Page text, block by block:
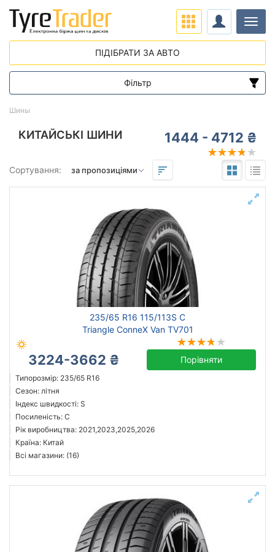
КИТАЙСЬКІ ШИНИ 1444 - 4712 ₴
Сортування:
235/65 R16 115/113S C
Triangle ConneX Van TV701
3224-3662 ₴ Порівняти
Типорозмір: 235/65 R16
Сезон: літня
Індекс швидкості: S
Посиленість: C
Рік виробництва: 2021,2023,2025,2026
Країна: Китай
Всі магазини: (16)
Шины
ПІДІБРАТИ ЗА АВТО
Фільтр
від
Підбір за параметрами
Sailun
Goodyear
Aeolus
Antares
Aplus
Arivo
Всі бренди
Країна виробництва